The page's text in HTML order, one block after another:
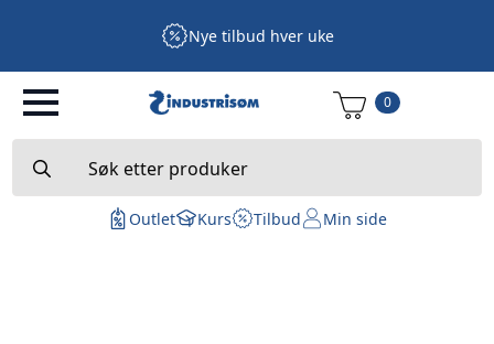
Nye tilbud hver uke
0
for:
Outlet Kurs Tilbud Min side